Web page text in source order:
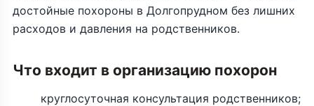
достойные похороны в Долгопрудном без лишних
расходов и давления на родственников.
Что входит в организацию похорон
круглосуточная консультация родственников;